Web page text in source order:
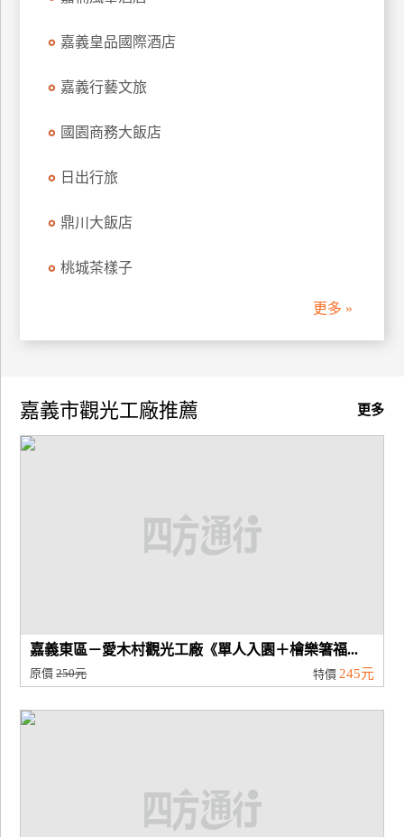
廠
劃
品
嘉義皇品國際酒店
嘉義行藝文旅
國園商務大飯店
日出行旅
鼎川大飯店
桃城茶樣子
更多 »
更多
嘉義市觀光工廠推薦
嘉義東區－愛木村觀光工廠《單人入園＋檜樂箸福...
原價250元 特價 245元